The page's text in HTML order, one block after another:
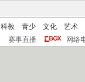
科教 青少 文化
艺术
赛事直播 网络